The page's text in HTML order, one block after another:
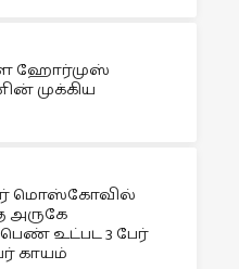
ஹோர்முஸ்
முக்கிய
மொஸ்கோவில்
அருகே
பெண் உட்பட 3 பேர்
காயம்